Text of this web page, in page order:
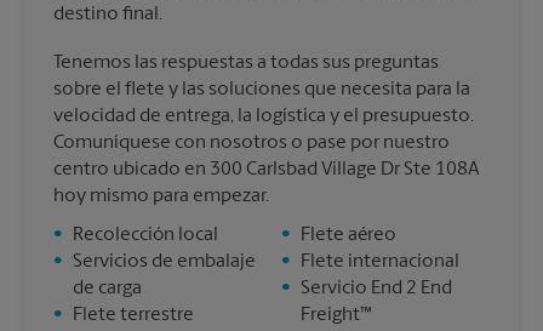
destino final.
Tenemos las respuestas a todas sus preguntas
sobre el flete y las soluciones que necesita para la
velocidad de entrega, la logística y el presupuesto.
Comuníquese con nosotros o pase por nuestro
centro ubicado en 300 Carlsbad Village Dr Ste 108A
hoy mismo para empezar.
•
Recolección local
•
Servicios de embalaje
de carga
•
Flete terrestre
•
Flete aéreo
•
Flete internacional
•
Servicio End 2 End
Freight™